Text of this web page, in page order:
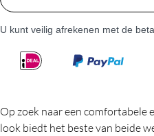
U kunt veilig afrekenen met de
Op zoek naar een comfortabele
look biedt het beste van beide